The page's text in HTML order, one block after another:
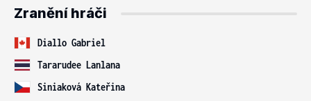
Zranění hráči
Diallo Gabriel
Tararudee Lanlana
Siniaková Kateřina